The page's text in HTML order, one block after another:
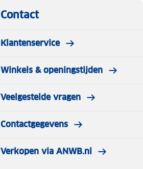
Contact
Klantenservice
Winkels & openingstijden
Veelgestelde vragen
Contactgegevens
Verkopen via ANWB.nl